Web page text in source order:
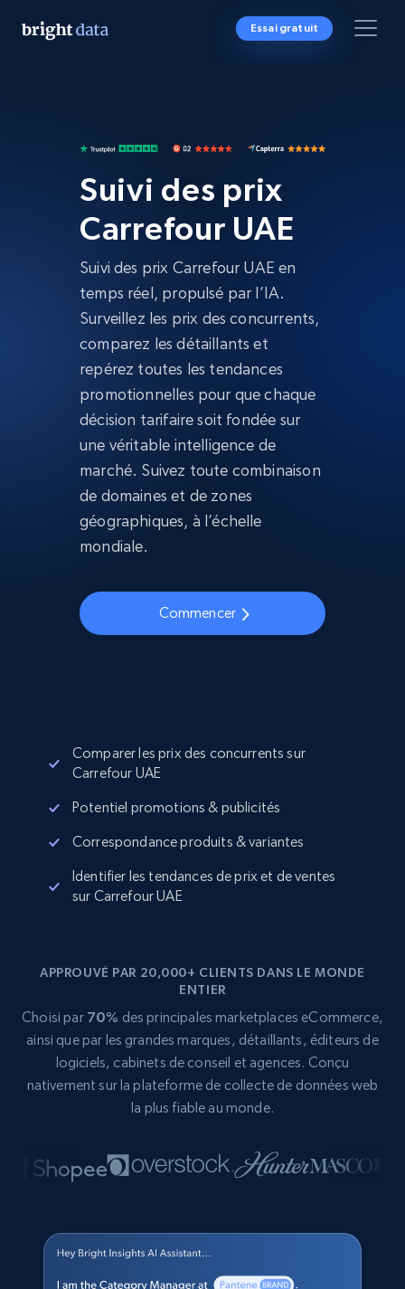
Essai gratuit
Suivi des prix
Carrefour UAE
Suivi des prix Carrefour UAE en
temps réel, propulsé par l’IA.
Surveillez les prix des concurrents,
comparez les détaillants et
repérez toutes les tendances
promotionnelles pour que chaque
décision tarifaire soit fondée sur
une véritable intelligence de
marché. Suivez toute combinaison
de domaines et de zones
géographiques, à l’échelle
mondiale.
Commencer
Comparer les prix des concurrents sur
Carrefour UAE
Potentiel promotions & publicités
Correspondance produits & variantes
Identifier les tendances de prix et de ventes
sur Carrefour UAE
APPROUVÉ PAR 20,000+ CLIENTS DANS LE MONDE
ENTIER
Choisi par 70% des principales marketplaces eCommerce,
ainsi que par les grandes marques, détaillants, éditeurs de
logiciels, cabinets de conseil et agences. Conçu
nativement sur la plateforme de collecte de données web
la plus fiable au monde.